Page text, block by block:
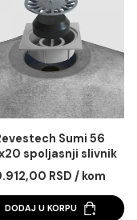
Revestech PVC Cev
sa
membranom 50 cm
cm
2.832,00 RSD /
DODAJ U KORPU